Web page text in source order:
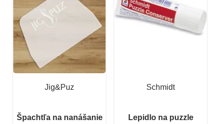
Jig&Puz
Špachtľa na nanášanie
Schmidt
Lepidlo na puzzle